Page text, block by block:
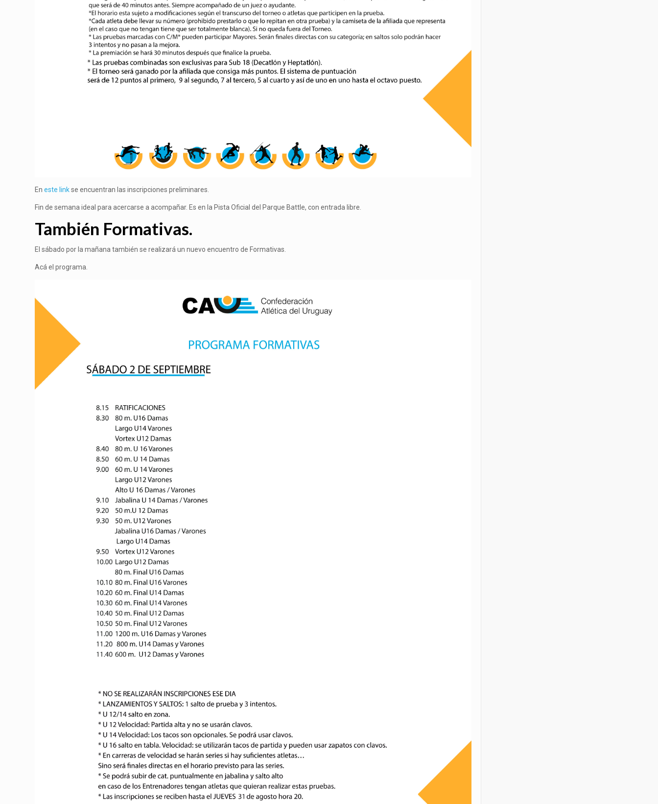
Eneste linkse encuentran las inscripciones preliminares.
Fin de semana ideal para acercarse a acompañar. Es en la Pista Oficial del Parque Battle, con entrada libre.
También Formativas.
El sábado por la mañana también se realizará un nuevo encuentro de Formativas.
Acá el programa.